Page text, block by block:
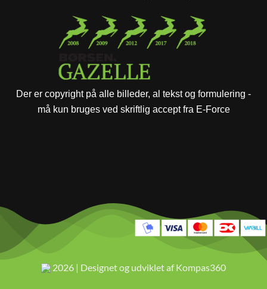
Der er copyright på alle billeder, al tekst og formulering -
må kun bruges ved skriftlig accept fra E-Force
2026 | Designet og udviklet af Kompas360